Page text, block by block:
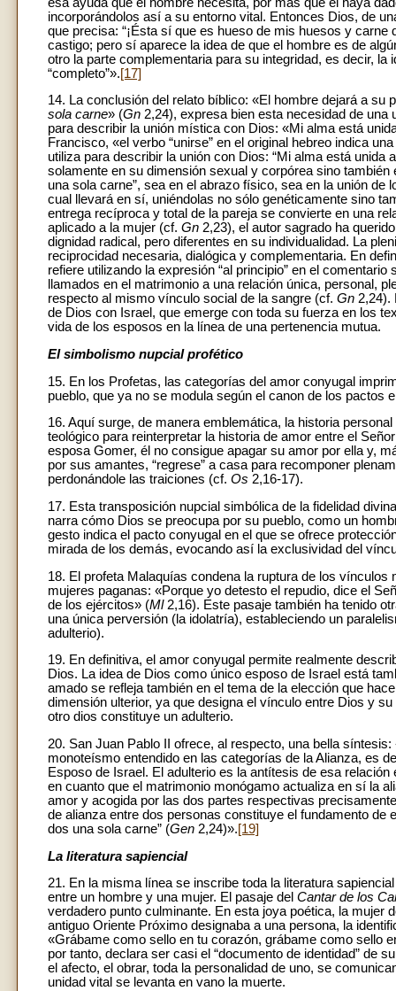
incorporándolos así a su entorno vital. Entonces Dios, de
que precisa: “¡Ésta sí que es hueso de mis huesos y carne
castigo; pero sí aparece la idea de que el hombre es de
otro la parte complementaria para su integridad, es decir,
“completo”».[17]
14. La conclusión del relato bíblico: «El hombre dejará a su
sola carne» (Gn 2,24), expresa bien esta necesidad de
para describir la unión mística con Dios: «Mi alma está
Francisco, «el verbo “unirse” en el original hebreo indica
utiliza para describir la unión con Dios: “Mi alma está unida a
solamente en su dimensión sexual y corpórea sino
una sola carne”, sea en el abrazo físico, sea en la unión
cual llevará en sí, uniéndolas no sólo genéticamente sino
entrega recíproca y total de la pareja se convierte en una
aplicado a la mujer (cf. Gn 2,23), el autor sagrado ha
dignidad radical, pero diferentes en su individualidad. La
reciprocidad necesaria, dialógica y complementaria. En
refiere utilizando la expresión “al principio” en el
llamados en el matrimonio a una relación única, personal,
respecto al mismo vínculo social de la sangre (cf. Gn 2,24).
de Dios con Israel, que emerge con toda su fuerza en los
vida de los esposos en la línea de una pertenencia mutua.
El simbolismo nupcial profético
15. En los Profetas, las categorías del amor conyugal
pueblo, que ya no se modula según el canon de los pactos
16. Aquí surge, de manera emblemática, la historia
teológico para reinterpretar la historia de amor entre el
esposa Gomer, él no consigue apagar su amor por ella y,
por sus amantes, “regrese” a casa para recomponer
perdonándole las traiciones (cf. Os 2,16-17).
17. Esta transposición nupcial simbólica de la fidelidad
narra cómo Dios se preocupa por su pueblo, como un
gesto indica el pacto conyugal en el que se ofrece
mirada de los demás, evocando así la exclusividad del
18. El profeta Malaquías condena la ruptura de los
mujeres paganas: «Porque yo detesto el repudio, dice el
de los ejércitos» (Ml 2,16). Este pasaje también ha tenido
una única perversión (la idolatría), estableciendo un
adulterio).
19. En definitiva, el amor conyugal permite realmente
Dios. La idea de Dios como único esposo de Israel está
amado se refleja también en el tema de la elección que
dimensión ulterior, ya que designa el vínculo entre Dios y
otro dios constituye un adulterio.
20. San Juan Pablo II ofrece, al respecto, una bella
monoteísmo entendido en las categorías de la Alianza, es
Esposo de Israel. El adulterio es la antítesis de esa
en cuanto que el matrimonio monógamo actualiza en sí la
amor y acogida por las dos partes respectivas
de alianza entre dos personas constituye el fundamento
dos una sola carne” (Gen 2,24)».[19]
La literatura sapiencial
21. En la misma línea se inscribe toda la literatura
entre un hombre y una mujer. El pasaje del Cantar de los
verdadero punto culminante. En esta joya poética, la mujer
antiguo Oriente Próximo designaba a una persona, la
«Grábame como sello en tu corazón, grábame como sello
por tanto, declara ser casi el “documento de identidad” de
el afecto, el obrar, toda la personalidad de uno, se
unidad vital se levanta en vano la muerte.